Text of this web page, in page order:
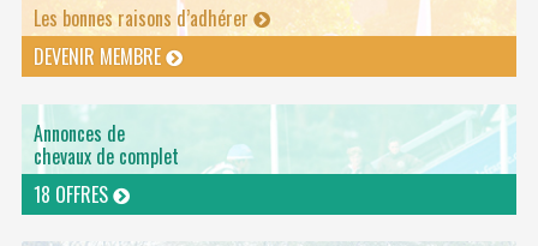
Les bonnes raisons d’adhérer
DEVENIR MEMBRE
Annonces de
chevaux de complet
18 OFFRES